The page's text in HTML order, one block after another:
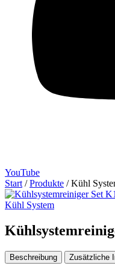
YouTube
Start / Produkte / Kühl
Kühl System
Beschreibung Zusätzliche